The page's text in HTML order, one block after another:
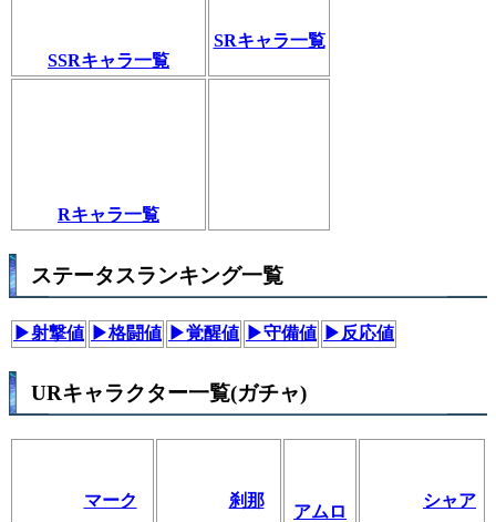
SSRキャラ一覧
SRキャラ一覧
Rキャラ一覧
ステータスランキング一覧
▶射撃値 ▶格闘値 ▶覚醒値 ▶守備値 ▶反応値
URキャラクター一覧(ガチャ)
マーク 刹那
アムロ
シャア